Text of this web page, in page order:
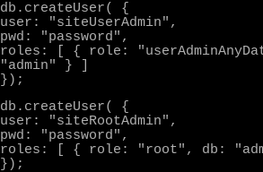
db.createUser( {
user: "siteUserAdmin",
pwd: "password",
roles: [ { role:
"admin" } ]
});
db.createUser( {
user: "siteRootAdmin",
pwd: "password",
roles: [ { role: "root", db:
});